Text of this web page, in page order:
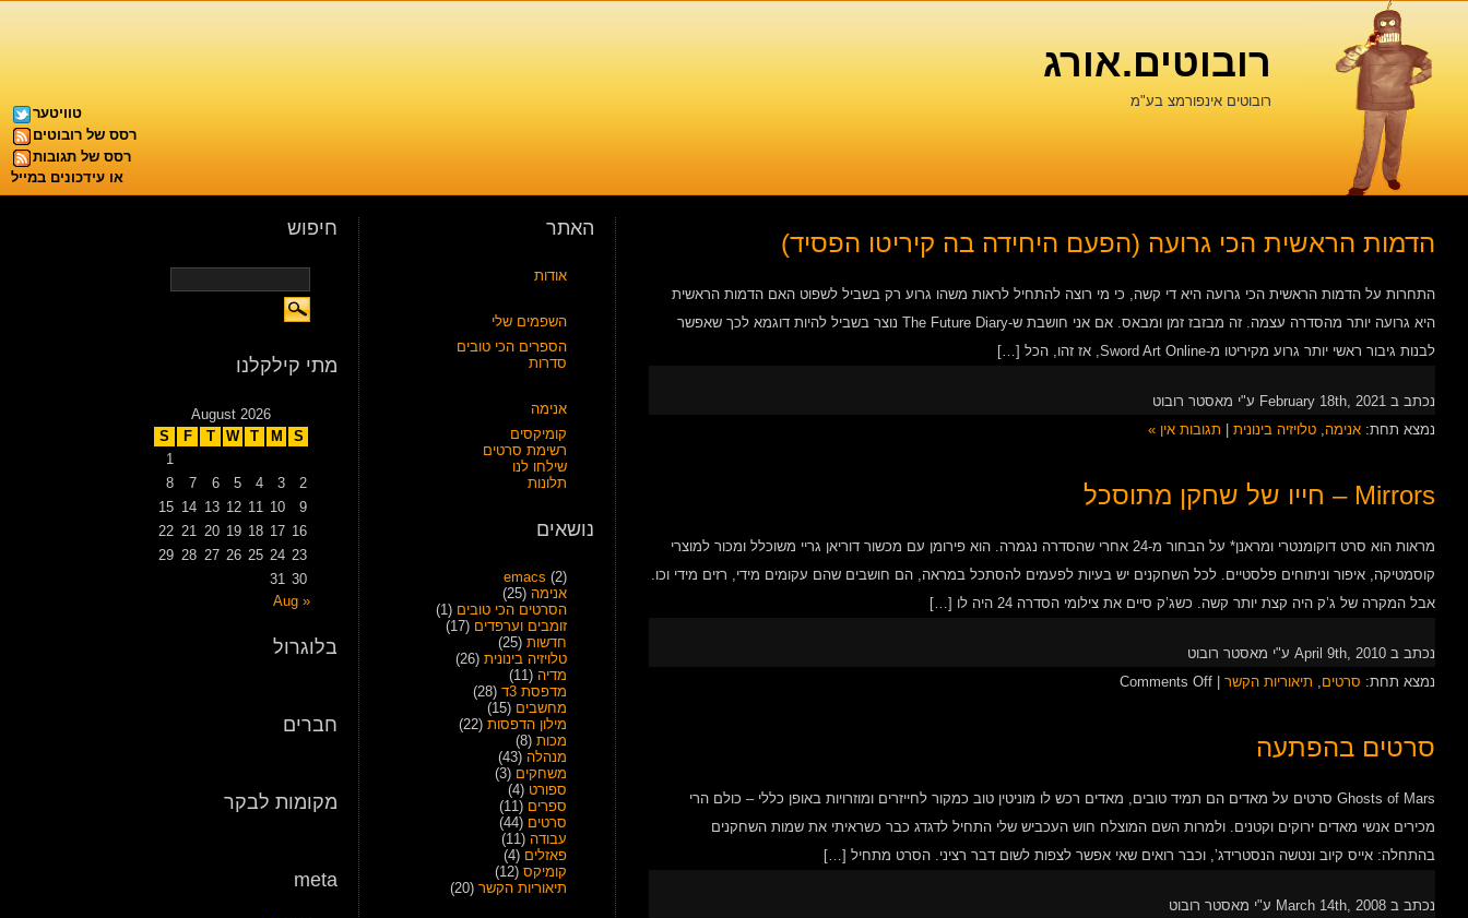
רובוטים.אורג
רובוטים אינפורמצ בע"מ
טוויטער
רסס של רובוטים
רסס של תגובות
או עידכונים במייל
הדמות הראשית הכי גרועה (הפעם היחידה בה קיריטו הפסיד)
התחרות על הדמות הראשית הכי גרועה היא די קשה, כי מי רוצה להתחיל לראות משהו גרוע רק בשביל לשפוט האם הדמות הראשית
היא גרועה יותר מהסדרה עצמה. זה מבזבז זמן ומבאס. אם אני חושבת ש-The Future Diary נוצר בשביל להיות דוגמא לכך שאפשר
לבנות גיבור ראשי יותר גרוע מקיריטו מ-Sword Art Online, אז זהו, הכל […]
נכתב ב February 18th, 2021 ע"י מאסטר רובוט
נמצא תחת: אנימה, טלויזיה בינונית תגובות אין »
Mirrors – חייו של שחקן מתוסכל
מראות הוא סרט דוקומנטרי ומראנן* על הבחור מ-24 אחרי שהסדרה נגמרה. הוא פירומן עם מכשור דוריאן גריי משוכלל ומכור למוצרי
קוסמטיקה, איפור וניתוחים פלסטיים. לכל השחקנים יש בעיות לפעמים להסתכל במראה, הם חושבים שהם עקומים מידי, רזים מידי וכו.
אבל המקרה של ג’ק היה קצת יותר קשה. כשג’ק סיים את צילומי הסדרה 24 היה לו […]
נכתב ב April 9th, 2010 ע"י מאסטר רובוט
נמצא תחת: סרטים, תיאוריות הקשר Comments Off
on
של
שחקן
מתוסכל
סרטים בהפתעה
Ghosts of Mars סרטים על מאדים הם תמיד טובים, מאדים רכש לו מוניטין טוב כמקור לחייזרים ומוזרויות באופן כללי – כולם הרי
מכירים אנשי מאדים ירוקים וקטנים. ולמרות השם המוצלח חוש העכביש שלי התחיל לדגדג כבר כשראיתי את שמות השחקנים
בהתחלה: אייס קיוב ונטשה הנסטרידג’, וכבר רואים שאי אפשר לצפות לשום דבר רציני. הסרט מתחיל […]
נכתב ב March 14th, 2008 ע"י מאסטר רובוט
האתר
אודות
השפמים שלי
הספרים הכי טובים
סדרות
אנימה
קומיקסים
רשימת סרטים
שילחו לנו
תלונות
נושאים
emacs (2)
אנימה (25)
הסרטים הכי טובים (1)
זומבים וערפדים (17)
חדשות(25)
טלויזיה בינונית(26)
מדיה (11)
מדפסת 3ד
(28)
מחשבים (15)
מילון הדפסות(22)
מכות(8)
מנהלה (43)
משחקים (3)
ספורט (4)
ספרים (11)
סרטים (44)
עבודה (11)
פאזלים (4)
קומיקס(12)
תיאוריות הקשר(20)
חיפוש
מתי קילקלנו
August 2026
S
M
T
W
T
F
S
1
2
3
4
5
6
7
8
9
10
11
12
13
14
15
16
17
18
19
20
21
22
23
24
25
26
27
28
29
30
31
« Aug
בלוגרול
חברים
מקומות לבקר
meta